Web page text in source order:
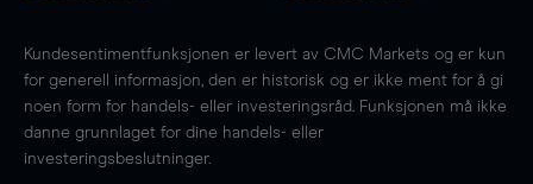
Kundesentimentfunksjonen er levert av CMC Markets og er kun
for generell informasjon, den er historisk og er ikke ment for å gi
noen form for handels- eller investeringsråd. Funksjonen må ikke
danne grunnlaget for dine handels- eller
investeringsbeslutninger.